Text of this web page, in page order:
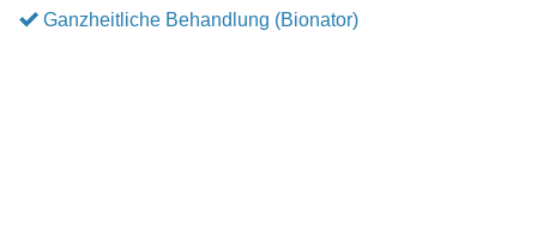
Ganzheitliche Behandlung (Bionator)